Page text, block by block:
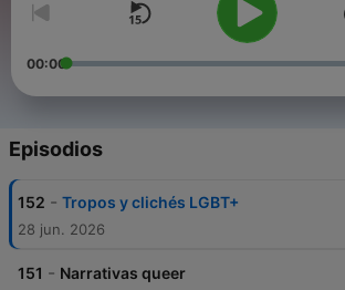
00:00
Episodios
152 - Tropos y clichés LGBT+
28 jun. 2026
151 - Narrativas queer